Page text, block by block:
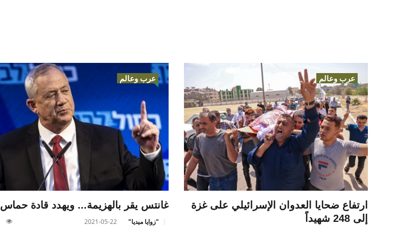
عرب وعالم
ارتفاع ضحايا العدوان الإسرائيلي على غزة
إلى 248 شهيداً
عرب وعالم
غانتس يقر بالهزيمة... ويهدد قادة حماس
"زوايا ميديا" 2021-05-22